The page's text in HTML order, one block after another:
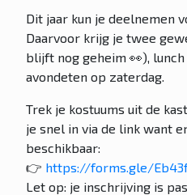
Dit jaar kun je deelnemen
Daarvoor krijg je twee
blijft nog geheim 👀),
avondeten op zaterdag.
Trek je kostuums uit de
je snel in via de link want
beschikbaar:
👉 https://forms.gle/
Let op: je inschrijving is